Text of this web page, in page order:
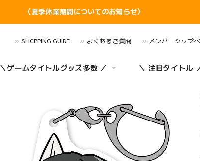
〈夏季休業期間についてのお知らせ〉
SHOPPING GUIDE よくあるご質問 メンバーシップ
＼ゲームタイトルグッズ多数 ／ ＼ 注目タイトル